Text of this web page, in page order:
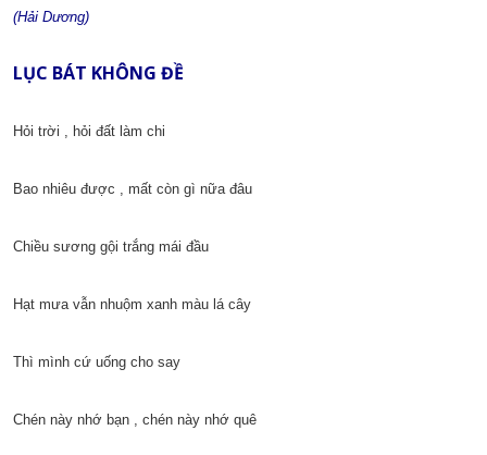
(Hải Dương)
LỤC BÁT KHÔNG ĐỀ
Hỏi trời , hỏi đất làm chi
Bao nhiêu được , mất còn gì nữa đâu
Chiều sương gội trắng mái đầu
Hạt mưa vẫn nhuộm xanh màu lá cây
Thì mình cứ uống cho say
Chén này nhớ bạn , chén này nhớ quê